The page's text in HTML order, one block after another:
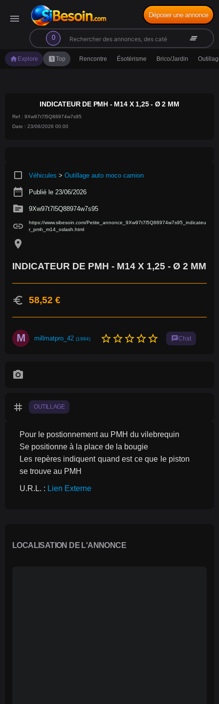
menu
0
search clear_all
Déposer une annonce
home Explore looks_oneTop Rencontre Ésotérisme Brico/Jardin
INDICATEUR DE PMH - M14 X 1,25 - Ø 2 MM
Ref : 9Xw97t7l5Q88974w7s95
Date : 23/06/2026 00:00
crop_square Véhicules > Outillage auto moco camion
date_range Publié le 23/06/2026
source 9Xw97t7l5Q88974w7s95
link
https://www.sibesoin.com/Petite_annonce_9Xw97t7l5Q88974w7s95_indicateu
r_pmh_m14_oslash.html
location_on
INDICATEUR DE PMH - M14 X 1,25 - Ø 2 MM
euro 58,52 €
M millmatpro_42 (1984) star_borderstar_borderstar_borderstar_borderstar_border chatChat
photo_camera
tag OUTILLAGE
Pour le postionnement au PMH du vilebrequin
Se positionne à la place de la bougie
Les repères indiquent quand est ce que le piston
se trouve au PMH
U.R.L. : Lien Externe
LOCALISATION DE L'ANNONCE